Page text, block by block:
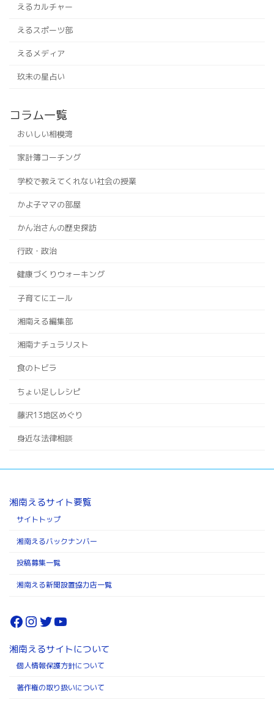
えるカルチャー
えるスポーツ部
えるメディア
玖未の星占い
コラム一覧
おいしい相模湾
家計簿コーチング
学校で教えてくれない社会の授業
かよ子ママの部屋
かん治さんの歴史探訪
行政・政治
健康づくりウォーキング
子育てにエール
湘南える編集部
湘南ナチュラリスト
食のトビラ
ちょい足しレシピ
藤沢13地区めぐり
身近な法律相談
湘南えるサイト要覧
サイトトップ
湘南えるバックナンバー
投稿募集一覧
湘南える新聞設置協力店一覧
Facebook
Instagram
Twitter
YouTube
湘南えるサイトについて
個人情報保護方針について
著作権の取り扱いについて